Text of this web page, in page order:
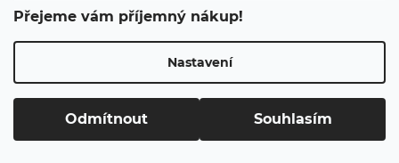
Přejeme vám příjemný nákup!
Nastavení
Odmítnout Souhlasím
DO KOŠÍKU
Závěsný kapsář pro kluky a holky, na doma i do školky....